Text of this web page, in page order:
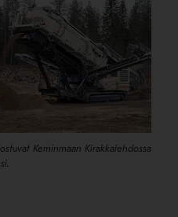
Keminmaan Kirakkalehdossa